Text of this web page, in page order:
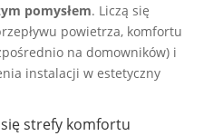
pomysłem. Liczą się
powietrza, komfortu
na domowników) i
instalacji w estetyczny
strefy komfortu